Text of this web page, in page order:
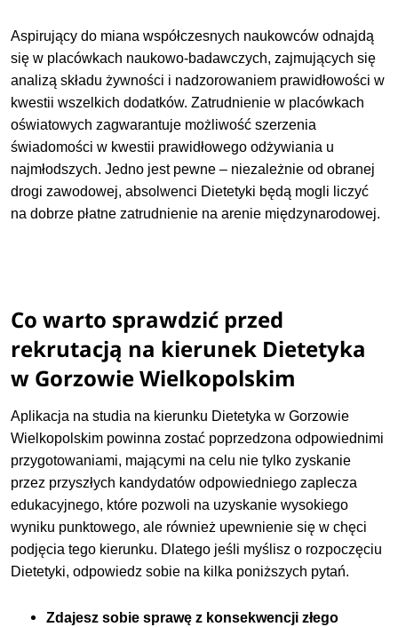
Aspirujący do miana współczesnych naukowców odnajdą
się w placówkach naukowo-badawczych, zajmujących się
analizą składu żywności i nadzorowaniem prawidłowości w
kwestii wszelkich dodatków. Zatrudnienie w placówkach
oświatowych zagwarantuje możliwość szerzenia
świadomości w kwestii prawidłowego odżywiania u
najmłodszych. Jedno jest pewne – niezależnie od obranej
drogi zawodowej, absolwenci Dietetyki będą mogli liczyć
na dobrze płatne zatrudnienie na arenie międzynarodowej.
Co warto sprawdzić przed
rekrutacją na kierunek Dietetyka
w Gorzowie Wielkopolskim
Aplikacja na studia na kierunku Dietetyka w Gorzowie
Wielkopolskim powinna zostać poprzedzona odpowiednimi
przygotowaniami, mającymi na celu nie tylko zyskanie
przez przyszłych kandydatów odpowiedniego zaplecza
edukacyjnego, które pozwoli na uzyskanie wysokiego
wyniku punktowego, ale również upewnienie się w chęci
podjęcia tego kierunku. Dlatego jeśli myślisz o rozpoczęciu
Dietetyki, odpowiedz sobie na kilka poniższych pytań.
Zdajesz sobie sprawę z konsekwencji złego